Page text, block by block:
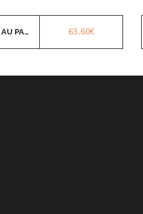
63.60€
AJOUTER AU PANIER